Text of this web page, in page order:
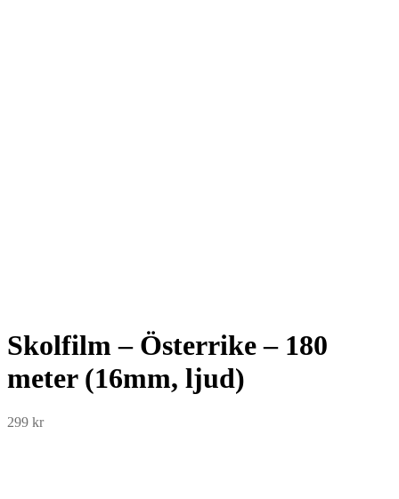
Skolfilm – Österrike – 180
meter (16mm, ljud)
299 kr